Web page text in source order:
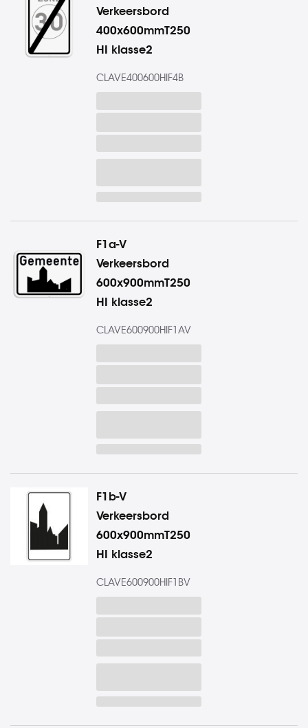
Verkeersbord
400x600mmT250
HI klasse2
CLAVE400600HIF4B
F1a-V
Verkeersbord
600x900mmT250
HI klasse2
CLAVE600900HIF1AV
F1b-V
Verkeersbord
600x900mmT250
HI klasse2
CLAVE600900HIF1BV